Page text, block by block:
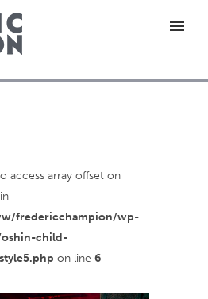
access array offset on
fredericchampion/wp-
child-
on line 6